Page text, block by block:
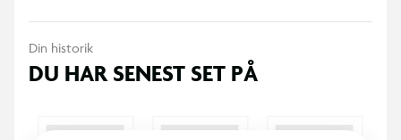
Din historik
DU HAR SENEST SET PÅ